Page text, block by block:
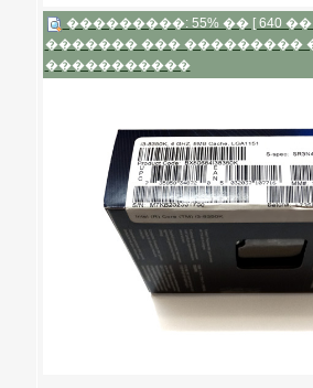
���������: 55% �� [ 640 ��
������� ��� ���������
�����������